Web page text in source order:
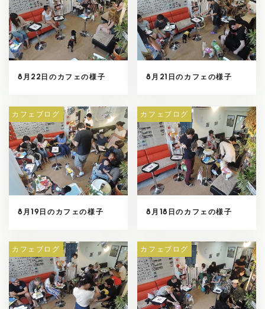
8月22日のカフェの様子 8月21日のカフェの様子
カフェブログ
8月19日のカフェの様子
カフェブログ
8月18日のカフェの様子
カフェブログ カフェブログ